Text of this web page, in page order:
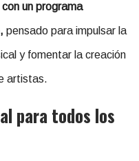
un programa
pensado para impulsar la
y fomentar la creación
artistas.
para todos los